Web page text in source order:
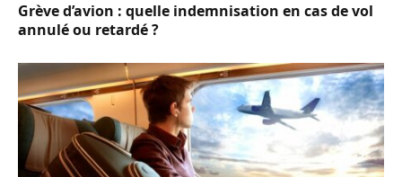
Grève d’avion : quelle indemnisation en cas de vol
annulé ou retardé ?